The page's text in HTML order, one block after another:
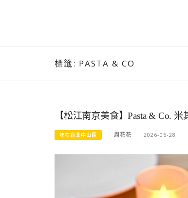
標籤: PASTA & CO
【松江南京美食】Pasta & Co.
吃在台北中山區 周花花 2026-05-28